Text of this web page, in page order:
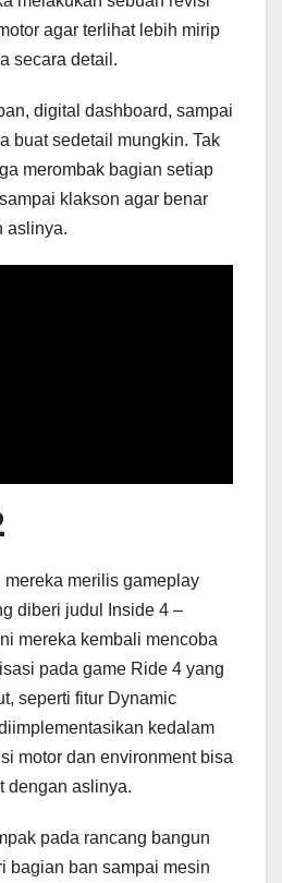
agar terlihat lebih mirip
secara detail.
digital dashboard, sampai
buat sedetail mungkin. Tak
merombak bagian setiap
klakson agar benar
aslinya.
mereka merilis gameplay
diberi judul Inside 4 –
mereka kembali mencoba
pada game Ride 4 yang
seperti fitur Dynamic
kedalam
motor dan environment bisa
dengan aslinya.
pada rancang bangun
bagian ban sampai mesin